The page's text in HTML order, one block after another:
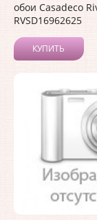
обои Casadeco
RVSD16962625
КУПИТЬ